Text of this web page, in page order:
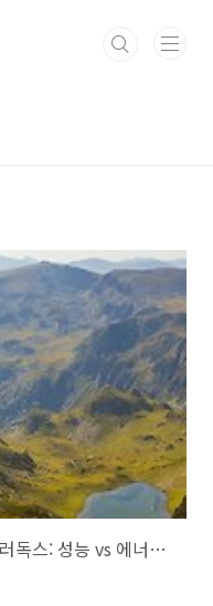
DeepSeek AI, 효율성의 새로운 패러독스: 성능 vs 에너지 소비